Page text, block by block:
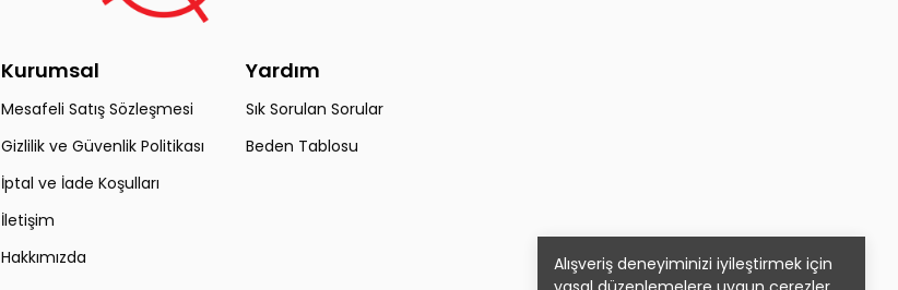
Alışveriş deneyiminizi iyileştirmek için
Kurumsal
Mesafeli Satış Sözleşmesi
Gizlilik ve Güvenlik Politikası
İptal ve İade Koşulları
İletişim
Hakkımızda
Yardım
Sık Sorulan Sorular
Beden Tablosu